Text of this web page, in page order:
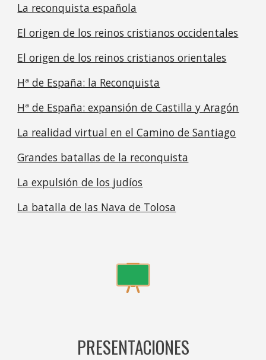
La reconquista española
El origen de los reinos cristianos occidentales
El origen de los reinos cristianos orientales
Hª de España: la Reconquista
Hª de España: expansión de Castilla y Aragón
La realidad virtual en el Camino de Santiago
Grandes batallas de la reconquista
La expulsión de los judíos
La batalla de las Nava de Tolosa
PRESENTACIONES